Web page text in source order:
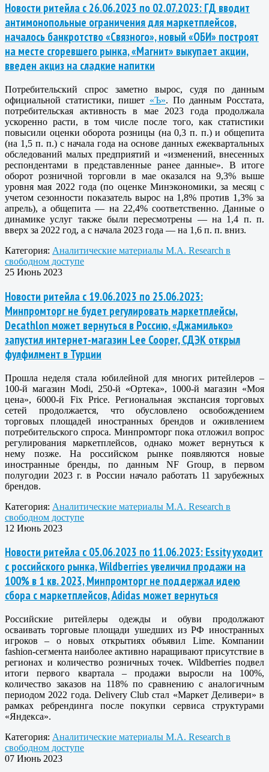
Новости ритейла с 26.06.2023 по 02.07.2023: ГД вводит
антимонопольные ограничения для маркетплейсов,
началось банкротство «Связного», новый «ОБИ» построят
на месте сгоревшего рынка, «Магнит» выкупает акции,
введен акциз на сладкие напитки
Потребительский спрос заметно вырос, судя по данным
официальной статистики, пишет «Ъ». По данным Росстата,
потребительская активность в мае 2023 года продолжала
ускоренно расти, в том числе после того, как статистики
повысили оценки оборота розницы (на 0,3 п. п.) и общепита
(на 1,5 п. п.) с начала года на основе данных ежеквартальных
обследований малых предприятий и «изменений, внесенных
респондентами в представленные ранее данные». В итоге
оборот розничной торговли в мае оказался на 9,3% выше
уровня мая 2022 года (по оценке Минэкономики, за месяц с
учетом сезонности показатель вырос на 1,8% против 1,3% за
апрель), а общепита — на 22,4% соответственно. Данные о
динамике услуг также были пересмотрены — на 1,4 п. п.
вверх за 2022 год, а с начала 2023 года — на 1,6 п. п. вниз.
Категория: Аналитические материалы M.A. Research в
свободном доступе
25 Июнь 2023
Новости ритейла с 19.06.2023 по 25.06.2023:
Минпромторг не будет регулировать маркетплейсы,
Decathlon может вернуться в Россию, «Джамилько»
запустил интернет-магазин Lee Cooper, СДЭК открыл
фулфилмент в Турции
Прошла неделя стала юбилейной для многих ритейлеров –
100-й магазин Modi, 250-й «Ортека», 1000-й магазин «Моя
цена», 6000-й Fix Price. Региональная экспансия торговых
сетей продолжается, что обусловлено освобождением
торговых площадей иностранных брендов и оживлением
потребительского спроса. Минпромторг пока отложил вопрос
регулирования маркетплейсов, однако может вернуться к
нему позже. На российском рынке появляются новые
иностранные бренды, по данным NF Group, в первом
полугодии 2023 г. в России начало работать 11 зарубежных
брендов.
Категория: Аналитические материалы M.A. Research в
свободном доступе
12 Июнь 2023
Новости ритейла с 05.06.2023 по 11.06.2023: Essity уходит
с российского рынка, Wildberries увеличил продажи на
100% в 1 кв. 2023, Минпромторг не поддержал идею
сбора с маркетплейсов, Adidas может вернуться
Российские ритейлеры одежды и обуви продолжают
осваивать торговые площади ушедших из РФ иностранных
игроков – о новых открытиях объявил Lime. Компании
fashion-сегмента наиболее активно наращивают присутствие в
регионах и количество розничных точек. Wildberries подвел
итоги первого квартала – продажи выросли на 100%,
количество заказов на 118% по сравнению с аналогичным
периодом 2022 года. Delivery Club стал «Маркет Деливери» в
рамках ребрендинга после покупки сервиса структурами
«Яндекса».
Категория: Аналитические материалы M.A. Research в
свободном доступе
07 Июнь 2023